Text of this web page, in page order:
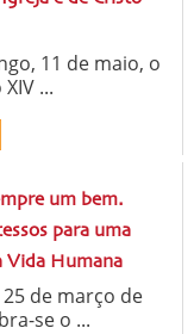
11 de maio, o
...
um bem.
para uma
Vida Humana
de março de
se o ...